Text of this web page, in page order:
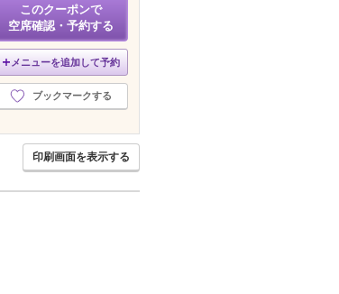
このクーポンで
空席確認・予約する
メニューを追加して予約
ブックマークする
印刷画面を表示する